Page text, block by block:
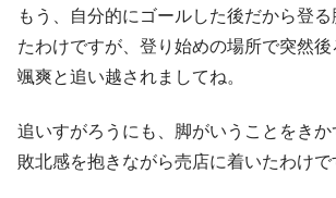
もう、自分的にゴールした後だから登
たわけですが、登り始めの場所で突然
颯爽と追い越されましてね。
追いすがろうにも、脚がいうことをき
敗北感を抱きながら売店に着いたわけで